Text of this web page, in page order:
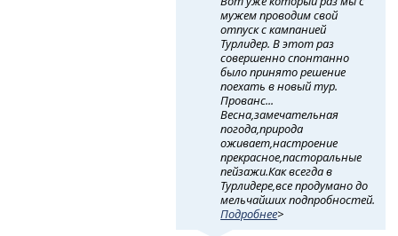
мужем проводим свой
отпуск с кампанией
Турлидер. В этот раз
совершенно спонтанно
было принято решение
поехать в новый тур.
Прованс...
Весна,замечательная
погода,природа
оживает,настроение
прекрасное,пасторальные
пейзажи.Как всегда в
Турлидере,все продумано до
мельчайших подпробностей.
Подробнее>